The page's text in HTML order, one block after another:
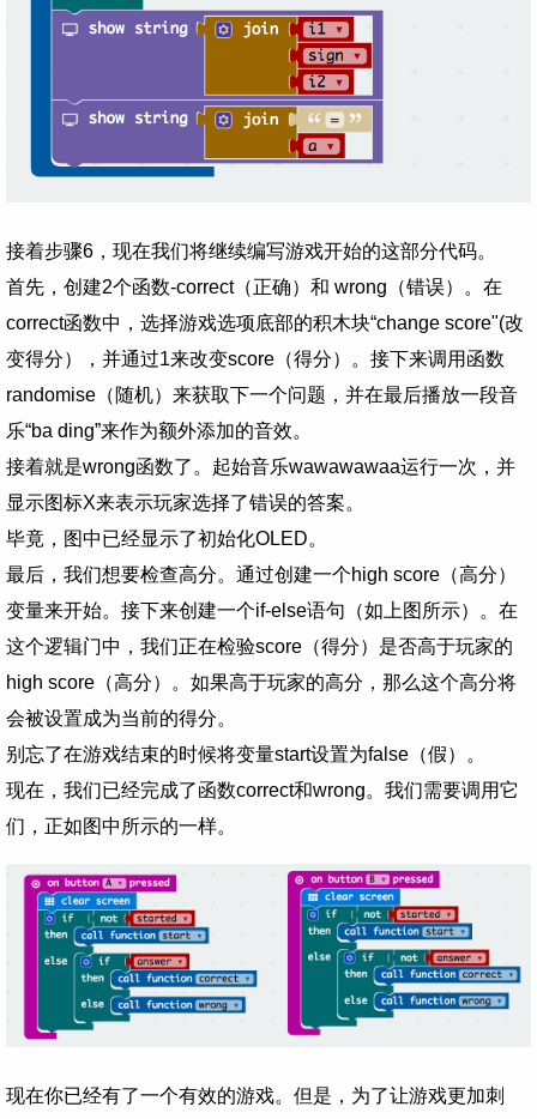
接着步骤6，现在我们将继续编写游戏开始的这部分代码。
首先，创建2个函数-correct（正确）和 wrong（错误）。在
correct函数中，选择游戏选项底部的积木块“change score"(改
变得分），并通过1来改变score（得分）。接下来调用函数
randomise（随机）来获取下一个问题，并在最后播放一段音
乐“ba ding”来作为额外添加的音效。
接着就是wrong函数了。起始音乐wawawawaa运行一次，并
显示图标X来表示玩家选择了错误的答案。
毕竟，图中已经显示了初始化OLED。
最后，我们想要检查高分。通过创建一个high score（高分）
变量来开始。接下来创建一个if-else语句（如上图所示）。在
这个逻辑门中，我们正在检验score（得分）是否高于玩家的
high score（高分）。如果高于玩家的高分，那么这个高分将
会被设置成为当前的得分。
别忘了在游戏结束的时候将变量start设置为false（假）。
现在，我们已经完成了函数correct和wrong。我们需要调用它
们，正如图中所示的一样。
现在你已经有了一个有效的游戏。但是，为了让游戏更加刺